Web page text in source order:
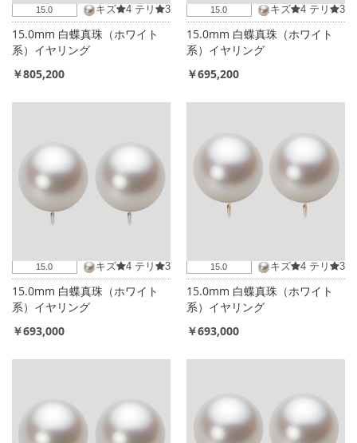
15.0 キズ 4 テリ 3
15.0mm 白蝶真珠（ホワイト
系）イヤリング
￥805,200
15.0 キズ 4 テリ 3
15.0mm 白蝶真珠（ホワイト
系）イヤリング
￥695,200
15.0 キズ 4 テリ 3
15.0mm 白蝶真珠（ホワイト
系）イヤリング
￥693,000
15.0 キズ 4 テリ 3
15.0mm 白蝶真珠（ホワイト
系）イヤリング
￥693,000